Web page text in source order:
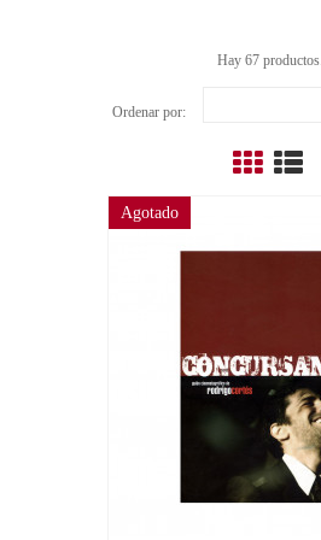
Hay 67 productos.
Ordenar por:
Agotado